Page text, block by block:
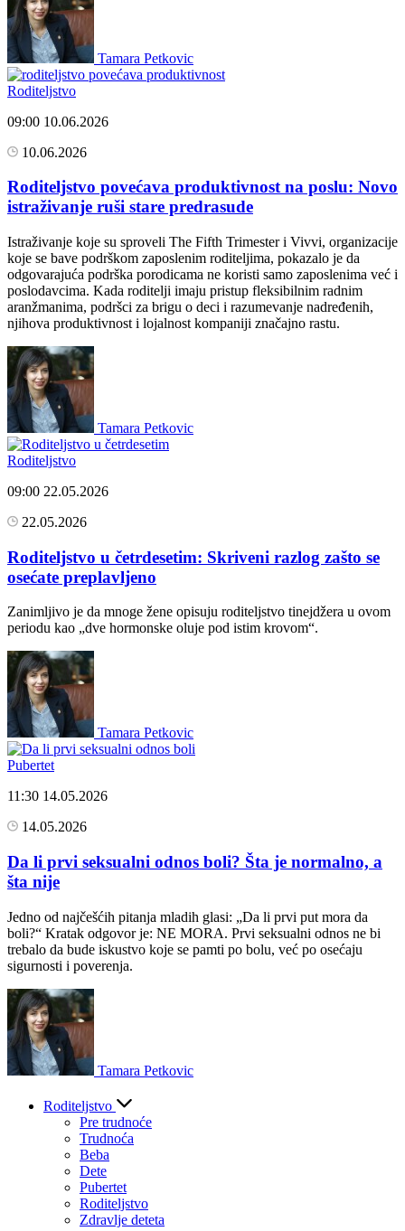
Tamara Petkovic
Roditeljstvo
09:00 10.06.2026
10.06.2026
Roditeljstvo povećava produktivnost na poslu: Novo
istraživanje ruši stare predrasude
Istraživanje koje su sproveli The Fifth Trimester i Vivvi, organizacije
koje se bave podrškom zaposlenim roditeljima, pokazalo je da
odgovarajuća podrška porodicama ne koristi samo zaposlenima već i
poslodavcima. Kada roditelji imaju pristup fleksibilnim radnim
aranžmanima, podršci za brigu o deci i razumevanje nadređenih,
njihova produktivnost i lojalnost kompaniji značajno rastu.
Tamara Petkovic
Roditeljstvo
09:00 22.05.2026
22.05.2026
Roditeljstvo u četrdesetim: Skriveni razlog zašto se
osećate preplavljeno
Zanimljivo je da mnoge žene opisuju roditeljstvo tinejdžera u ovom
periodu kao „dve hormonske oluje pod istim krovom“.
Tamara Petkovic
Pubertet
11:30 14.05.2026
14.05.2026
Da li prvi seksualni odnos boli? Šta je normalno, a
šta nije
Jedno od najčešćih pitanja mladih glasi: „Da li prvi put mora da
boli?“ Kratak odgovor je: NE MORA. Prvi seksualni odnos ne bi
trebalo da bude iskustvo koje se pamti po bolu, već po osećaju
sigurnosti i poverenja.
Tamara Petkovic
Roditeljstvo
Pre trudnoće
Trudnoća
Beba
Dete
Pubertet
Roditeljstvo
Zdravlje deteta